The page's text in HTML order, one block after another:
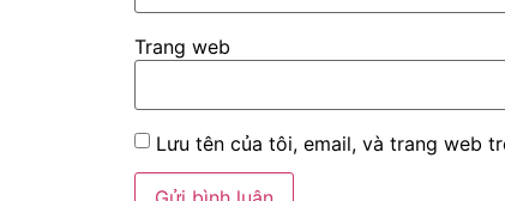
Trang web
Lưu tên của tôi, email, và trang web